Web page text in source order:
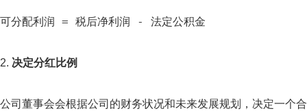
可分配利润 = 税后净利润 - 法定公积金
2. 决定分红比例
公司董事会会根据公司的财务状况和未来发展规划，决定一个